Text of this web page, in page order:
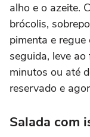
alho e o azeite.
brócolis,
pimenta e regue
seguida, leve
minutos ou até
reservado e
Salada com